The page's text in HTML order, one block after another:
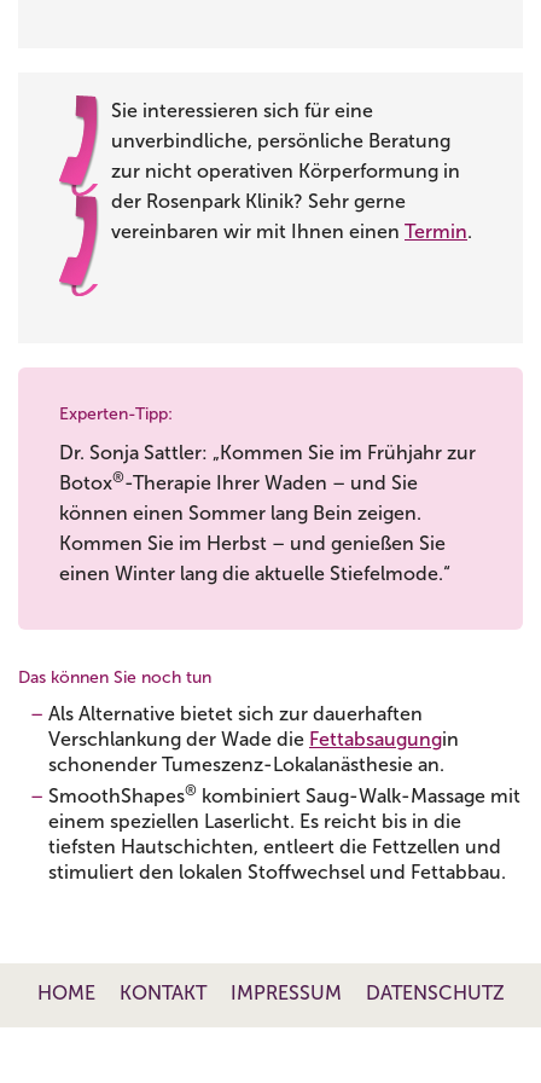
Sie interessieren sich für eine
unverbindliche, persönliche Beratung
zur nicht operativen Körperformung in
der Rosenpark Klinik? Sehr gerne
vereinbaren wir mit Ihnen einen Termin.
Experten-Tipp:
Dr. Sonja Sattler: „Kommen Sie im Frühjahr zur
Botox®-Therapie Ihrer Waden – und Sie
können einen Sommer lang Bein zeigen.
Kommen Sie im Herbst – und genießen Sie
einen Winter lang die aktuelle Stiefelmode.“
Das können Sie noch tun
Als Alternative bietet sich zur dauerhaften
Verschlankung der Wade die Fettabsaugungin
schonender Tumeszenz-Lokalanästhesie an.
SmoothShapes® kombiniert Saug-Walk-Massage mit
einem speziellen Laserlicht. Es reicht bis in die
tiefsten Hautschichten, entleert die Fettzellen und
stimuliert den lokalen Stoffwechsel und Fettabbau.
HOME KONTAKT IMPRESSUM DATENSCHUTZ